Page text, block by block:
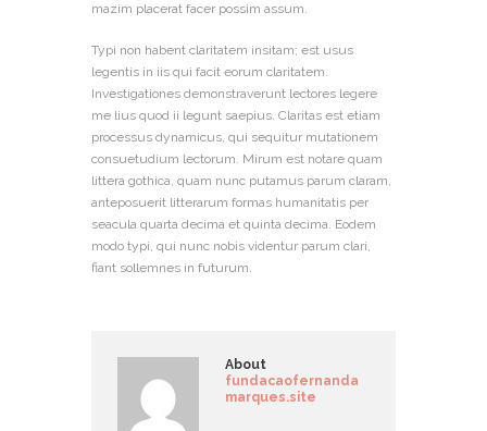
mazim placerat facer possim assum.
Typi non habent claritatem insitam; est usus
legentis in iis qui facit eorum claritatem.
Investigationes demonstraverunt lectores legere
me lius quod ii legunt saepius. Claritas est etiam
processus dynamicus, qui sequitur mutationem
consuetudium lectorum. Mirum est notare quam
littera gothica, quam nunc putamus parum claram,
anteposuerit litterarum formas humanitatis per
seacula quarta decima et quinta decima. Eodem
modo typi, qui nunc nobis videntur parum clari,
fiant sollemnes in futurum.
About
fundacaofernanda
marques.site